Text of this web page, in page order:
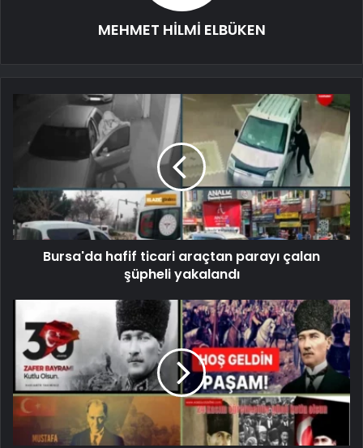
MEHMET HİLMİ ELBÜKEN
Bursa'da hafif ticari araçtan parayı çalan
şüpheli yakalandı